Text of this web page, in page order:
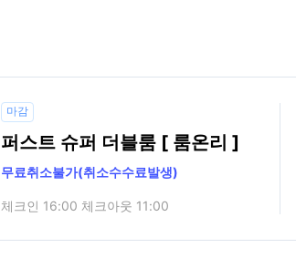
마감
퍼스트 슈퍼 더블룸 [ 룸온리 ]
무료취소불가(취소수수료발생)
체크인 16:00 체크아웃 11:00